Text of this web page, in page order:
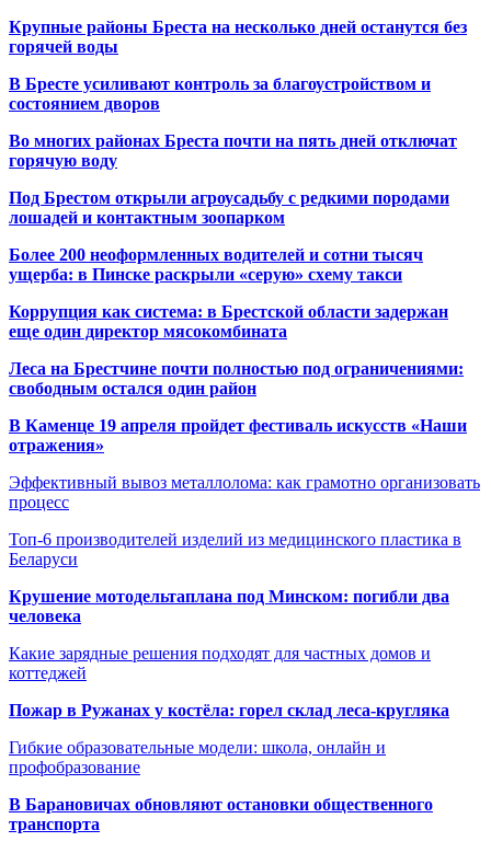
Крупные районы Бреста на несколько дней останутся без
горячей воды
В Бресте усиливают контроль за благоустройством и
состоянием дворов
Во многих районах Бреста почти на пять дней отключат
горячую воду
Под Брестом открыли агроусадьбу с редкими породами
лошадей и контактным зоопарком
Более 200 неоформленных водителей и сотни тысяч
ущерба: в Пинске раскрыли «серую» схему такси
Коррупция как система: в Брестской области задержан
еще один директор мясокомбината
Леса на Брестчине почти полностью под ограничениями:
свободным остался один район
В Каменце 19 апреля пройдет фестиваль искусств «Наши
отражения»
Эффективный вывоз металлолома: как грамотно организовать
процесс
Топ-6 производителей изделий из медицинского пластика в
Беларуси
Крушение мотодельтаплана под Минском: погибли два
человека
Какие зарядные решения подходят для частных домов и
коттеджей
Пожар в Ружанах у костёла: горел склад леса-кругляка
Гибкие образовательные модели: школа, онлайн и
профобразование
В Барановичах обновляют остановки общественного
транспорта